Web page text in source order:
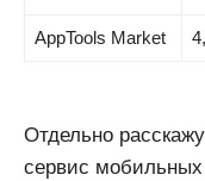
AppTools Market
Отдельно
сервис